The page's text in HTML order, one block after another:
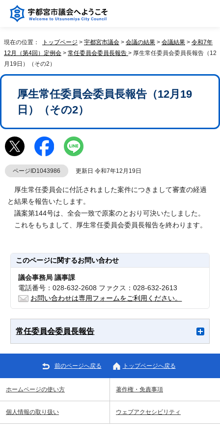
現在の位置： トップページ > 宇都宮市議会 > 会議の結果 > 会議結果 > 令和7年
12月（第4回）定例会 > 常任委員会委員長報告 > 厚生常任委員会委員長報告（12
月19日）（その2）
厚生常任委員会委員長報告（12月19
日）（その2）
ページID1043986 更新日 令和7年12月19日
厚生常任委員会に付託されました案件につきまして審査の経過
と結果を報告いたします。
議案第144号は、全会一致で原案のとおり可決いたしました。
これをもちまして、厚生常任委員会委員長報告を終わります。
このページに関するお問い合わせ
議会事務局 議事課
電話番号：028-632-2608 ファクス：028-632-2613
お問い合わせは専用フォームをご利用ください。
常任委員会委員長報告
前のページへ戻る トップページへ戻る
ホームページの使い方 著作権・免責事項
個人情報の取り扱い ウェブアクセシビリティ